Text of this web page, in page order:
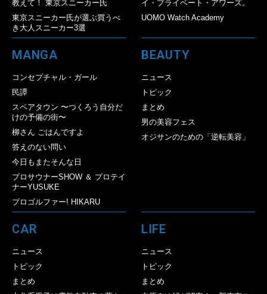
教えて！ 東京スニーカー氏
東京スニーカー氏が選ぶ買うべ
き大人スニーカー3選
イ・プライベート・アワーズ。
UOMO Watch Academy
MANGA
コンセプチャル・ガール
民譚
スペアタウン 〜つくろう自分だ
けの予備の街〜
柳さん ごはんですよ
答えのない問い
今日もまたそんな日
プロサウナーSHOW ＆ プロテイ
ナーYUSUKE
プロゴルファー! HIKARU
BEAUTY
ニュース
トピック
まとめ
男の美容フェス
オジサンのための「逆転美容」
CAR
ニュース
トピック
まとめ
LIFE
ニュース
トピック
まとめ